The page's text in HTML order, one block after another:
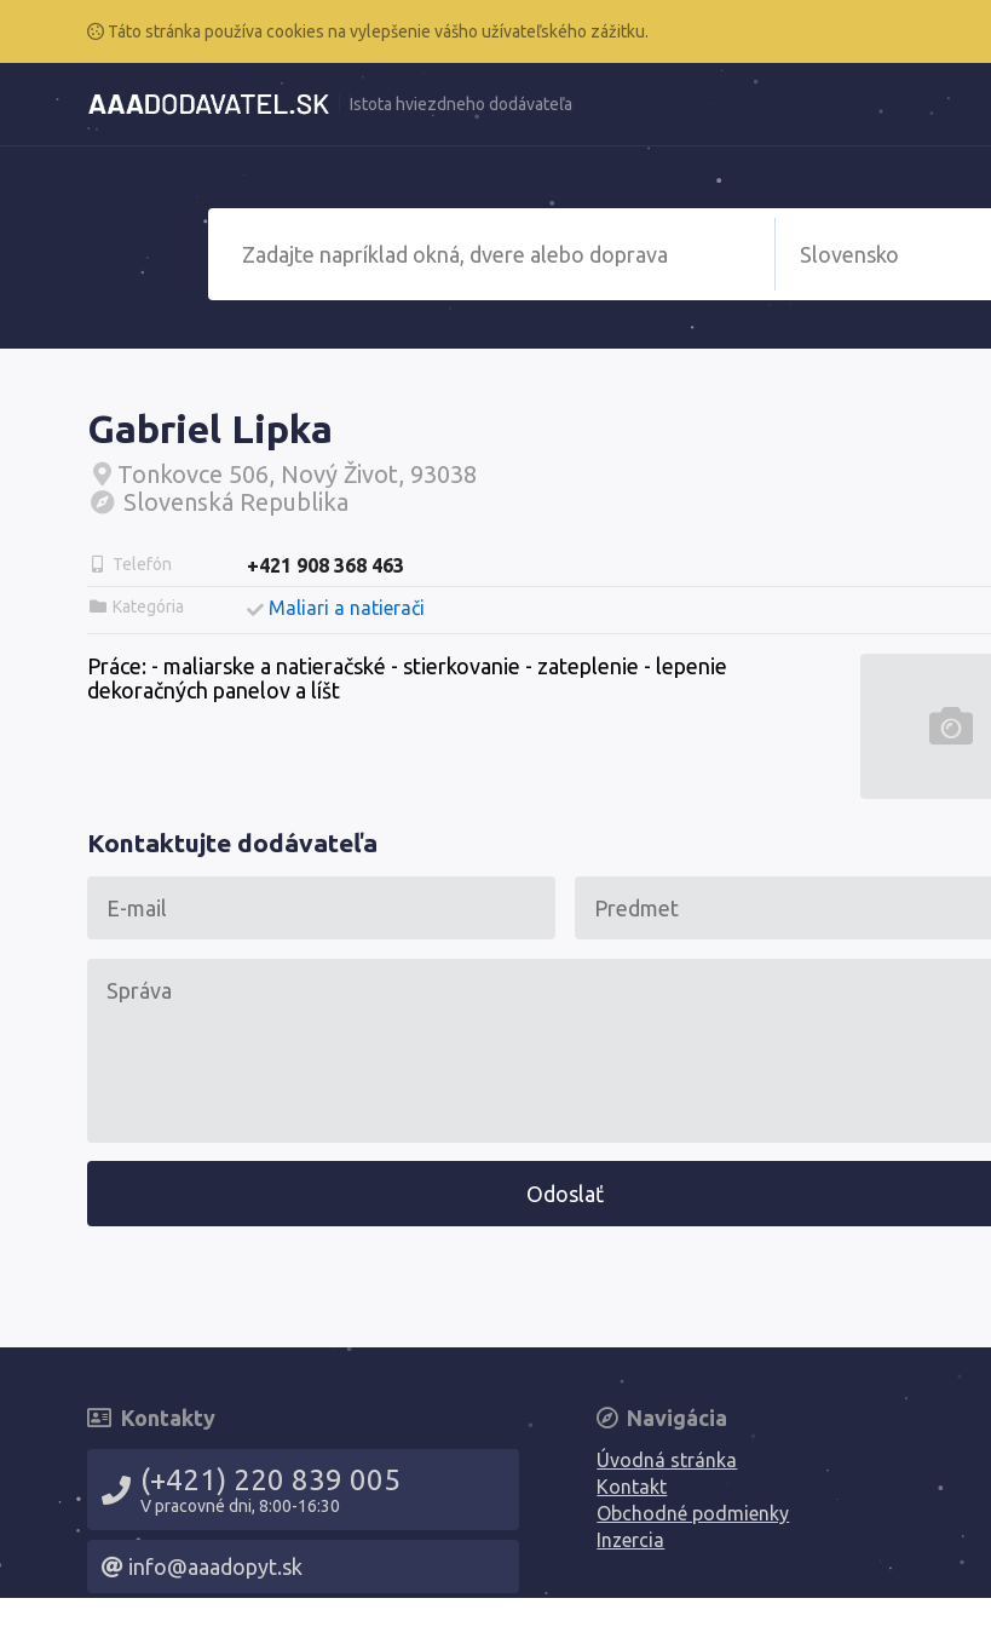
Táto stránka používa cookies na vylepšenie vášho užívateľského zážitku.
Istota hviezdneho dodávateľa
Gabriel Lipka
Tonkovce 506, Nový Život, 93038
Slovenská Republika
Telefón +421 908 368 463
Kategória Maliari a natierači
Práce: - maliarske a natieračské - stierkovanie - zateplenie - lepenie
dekoračných panelov a líšt
Kontaktujte dodávateľa
Odoslať
Kontakty
(+421) 220 839 005
V pracovné dni, 8:00-16:30
info@aaadopyt.sk
Navigácia
Úvodná stránka
Kontakt
Obchodné podmienky
Inzercia